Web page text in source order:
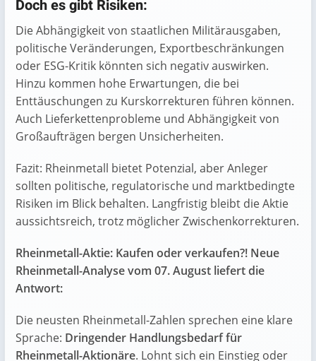
Doch es gibt Risiken:
Die Abhängigkeit von staatlichen Militärausgaben,
politische Veränderungen, Exportbeschränkungen
oder ESG-Kritik könnten sich negativ auswirken.
Hinzu kommen hohe Erwartungen, die bei
Enttäuschungen zu Kurskorrekturen führen können.
Auch Lieferkettenprobleme und Abhängigkeit von
Großaufträgen bergen Unsicherheiten.
Fazit: Rheinmetall bietet Potenzial, aber Anleger
sollten politische, regulatorische und marktbedingte
Risiken im Blick behalten. Langfristig bleibt die Aktie
aussichtsreich, trotz möglicher Zwischenkorrekturen.
Rheinmetall-Aktie: Kaufen oder verkaufen?! Neue
Rheinmetall-Analyse vom 07. August liefert die
Antwort:
Die neusten Rheinmetall-Zahlen sprechen eine klare
Sprache: Dringender Handlungsbedarf für
Rheinmetall-Aktionäre. Lohnt sich ein Einstieg oder